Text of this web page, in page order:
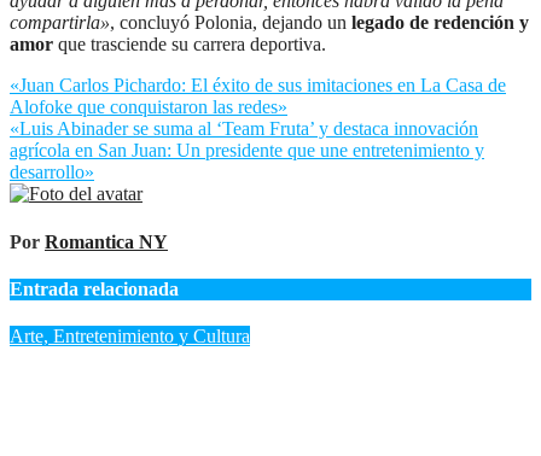
compartirla», concluyó Polonia, dejando un legado de redención y
amor que trasciende su carrera deportiva.
Navegación
de
entradas
«Juan Carlos Pichardo: El éxito de sus imitaciones en La Casa de
Alofoke que conquistaron las redes»
«Luis Abinader se suma al ‘Team Fruta’ y destaca innovación
agrícola en San Juan: Un presidente que une entretenimiento y
desarrollo»
Por Romantica NY
Entrada relacionada
Arte, Entretenimiento y Cultura